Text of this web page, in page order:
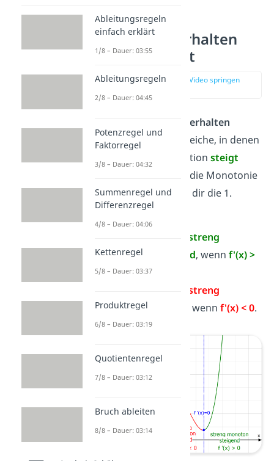
Monotonieverhalten
einfach erklärt
zur Stelle im Video springen
Monotonieverhalten
bestimmst du die Bereiche, in denen
der Graph einer Funktion steigt
. Du kannst die Monotonie
berechnen, indem du dir die 1.
Ableitung anschaust:
streng
monoton steigend, wenn f'(x) >
0.
streng
monoton fallend
, wenn f'(x) < 0.
Ableitungsregeln
einfach erklärt
1/8 – Dauer: 03:55
Ableitungsregeln
2/8 – Dauer: 04:45
Potenzregel und
Faktorregel
3/8 – Dauer: 04:32
Summenregel und
Differenzregel
4/8 – Dauer: 04:06
Kettenregel
5/8 – Dauer: 03:37
Produktregel
6/8 – Dauer: 03:19
Quotientenregel
7/8 – Dauer: 03:12
Bruch ableiten
8/8 – Dauer: 03:14